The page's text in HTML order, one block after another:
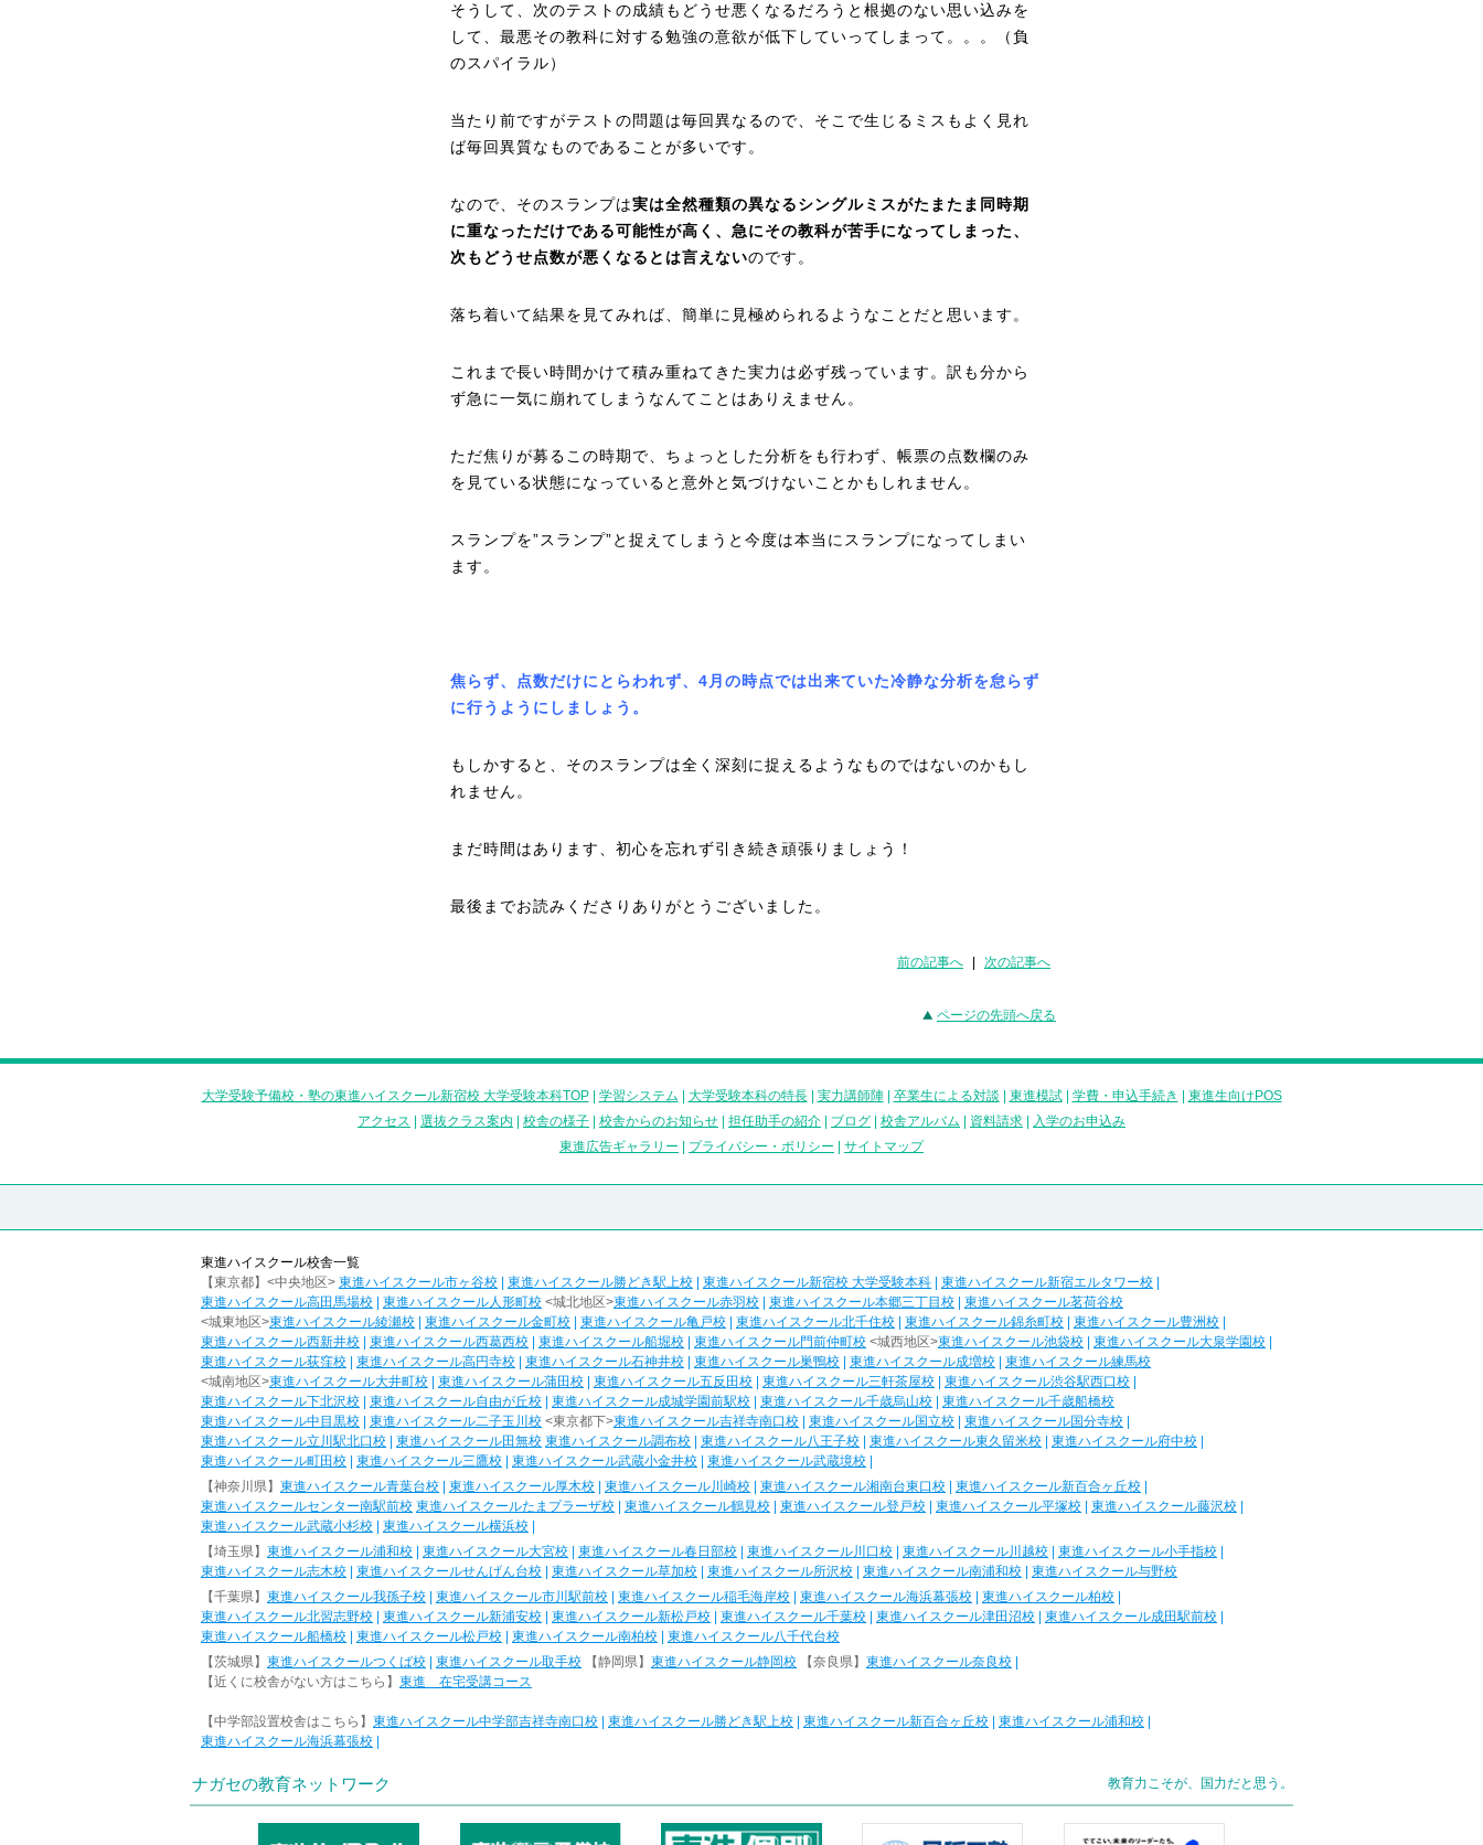
そうして、次のテストの成績もどうせ悪くなるだろうと根拠のない思い込みを
して、最悪その教科に対する勉強の意欲が低下していってしまって。。。（負
のスパイラル）
当たり前ですがテストの問題は毎回異なるので、そこで生じるミスもよく見れ
ば毎回異質なものであることが多いです。
なので、そのスランプは実は全然種類の異なるシングルミスがたまたま同時期
に重なっただけである可能性が高く、急にその教科が苦手になってしまった、
次もどうせ点数が悪くなるとは言えないのです。
落ち着いて結果を見てみれば、簡単に見極められるようなこ とだと思います。
これまで長い時間かけて積み重ねてきた実力は必ず残っています。訳も分から
ず急に一気に崩れてしまうなんてことはありえません。
ただ焦りが募るこの時期で、ちょっとした分析をも行わず、帳票の点数欄のみ
を見ている状態になっていると意外と気づけないことかもしれません。
スランプを”スランプ”と捉えてしまうと今度は本当にスランプになってしまい
ます。
焦らず、点数だけにとらわれず、4 月の時点では出来ていた冷静な分析を怠らず
に行うようにしましょう。
もしかすると、そのスランプは全く深刻に捉えるようなものではないのかもし
れません。
まだ時間はあります、初心を忘れず引き続き頑張りましょう！
最後までお読みくださりありがとうございました。
前の記事へ 次の記事へ
ページの先頭へ戻る
大学受験予備校・塾の東進ハイスクール新宿校 大学受験本科TOP| 学習システム 大学受験本科の特長| 実力講師陣| 卒業生による対談 東進模試| 学費・申込手続き
東進生向けPOS
アクセス
選抜クラス案内 校舎の様子 校舎からのお知らせ 担任助手の紹介 ブログ 校舎アルバム 資料請求
入学のお申込み
東進広告ギャラリー
プライバシー・ポリシー サイトマップ
東進ハイスクール校舎一覧
【東京都】<中央地区> 東進ハイスクール市ヶ谷校 東進ハイスクール勝どき駅上校 東進ハイスクール新宿校 大学受験本科 東進ハイスクール新宿エルタワー校
東進ハイスクール高田馬場校
東進ハイスクール人形町校 <城北地区>東進ハイスクール赤羽校 東進ハイスクール本郷三丁目校
東進ハイスクール茗荷谷校
<城東地区>東進ハイスクール綾瀬校 東進ハイスクール金町校 東進ハイスクール亀戸校 東進ハイスクール北千住校 東進ハイスクール錦糸町校 東進ハイスクール豊洲校
東進ハイスクール西新井校
東進ハイスクール西葛西校 東進ハイスクール船堀校 東進ハイスクール門前仲町校 <城西地区>東進ハイスクール池袋校 東進ハイスクール大泉学園校
東進ハイスクール荻窪校
東進ハイスクール高円寺校 東進ハイスクール石神井校 東進ハイスクール巣鴨校 東進ハイスクール成増校
東進ハイスクール練馬校
<城南地区>東進ハイスクール大井町校 東進ハイスクール蒲田校 東進ハイスクール五反田校 東進ハイスクール三軒茶屋校 東進ハイスクール渋谷駅西口校
東進ハイスクール下北沢校
東進ハイスクール自由が丘校 東進ハイスクール成城学園前駅校 東進ハイスクール千歳烏山校
東進ハイスクール千歳船橋校
東進ハイスクール中目黒校
東進ハイスクール二子玉川校 <東京都下>東進ハイスクール吉祥寺南口校 東進ハイスクール国立校 東進ハイスクール国分寺校
東進ハイスクール立川駅北口校
東進ハイスクール田無校 東進ハイスクール調布校 東進ハイスクール八王子校 東進ハイスクール東久留米校 東進ハイスクール府中校
東進ハイスクール町田校
東進ハイスクール三鷹校 東進ハイスクール武蔵小金井校 東進ハイスクール武蔵境校
【神奈川県】 東進ハイスクール青葉台校 東進ハイスクール厚木校 東進ハイスクール川崎校 東進ハイスクール湘南台東口校 東進ハイスクール新百合ヶ丘校
東進ハイスクールセンター南駅前校 東進ハイスクールたまプラーザ校 東進ハイスクール鶴見校 東進ハイスクール登戸校 東進ハイスクール平塚校 東進ハイスクール藤沢校
東進ハイスクール武蔵小杉校
東進ハイスクール横浜校
【埼玉県】 東進ハイスクール浦和校 東進ハイスクール大宮校 東進ハイスクール春日部校 東進ハイスクール川口校 東進ハイスクール川越校 東進ハイスクール小手指校
東進ハイスクール志木校
東進ハイスクールせんげん台校 東進ハイスクール草加校 東進ハイスクール所沢校 東進ハイスクール南浦和校
東進ハイスクール与野校
【千葉県】 東進ハイスクール我孫子校 東進ハイスクール市川駅前校 東進ハイスクール稲毛海岸校 東進ハイスクール海浜幕張校 東進ハイスクール柏校
東進ハイスクール北習志野校
東進ハイスクール新浦安校 東進ハイスクール新松戸校 東進ハイスクール千葉校 東進ハイスクール津田沼校 東進ハイスクール成田駅前校
東進ハイスクール船橋校
東進ハイスクール松戸校 東進ハイスクール南柏校
東進ハイスクール八千代台校
【茨城県】 東進ハイスクールつくば校 東進ハイスクール取手校 【静岡県】 東進ハイスクール静岡校 【奈良県】 東進ハイスクール奈良校
【近くに校舎がない方はこちら】 東進 在宅受講コース
【中学部設置校舎はこちら】 東進ハイスクール中学部吉祥寺南口校 東進ハイスクール勝どき駅上校 東進ハイスクール新百合ヶ丘校 東進ハイスクール浦和校
東進ハイスクール海浜幕張校
ナガセの教育ネットワーク 教育力こそが、国力だと思う。